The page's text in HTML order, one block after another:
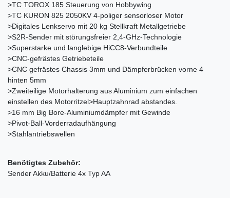
>TC TOROX 185 Steuerung von Hobbywing
>TC KURON 825 2050KV 4-poliger sensorloser Motor
>Digitales Lenkservo mit 20 kg Stellkraft Metallgetriebe
>S2R-Sender mit störungsfreier 2,4-GHz-Technologie
>Superstarke und langlebige HiCC8-Verbundteile
>CNC-gefrästes Getriebeteile
>CNC gefrästes Chassis 3mm und Dämpferbrücken vorne 4
hinten 5mm
>Zweiteilige Motorhalterung aus Aluminium zum einfachen
einstellen des Motorritzel>Hauptzahnrad abstandes.
>16 mm Big Bore-Aluminiumdämpfer mit Gewinde
>Pivot-Ball-Vorderradaufhängung
>Stahlantriebswellen
Benötigtes Zubehör:
Sender Akku/Batterie 4x Typ AA